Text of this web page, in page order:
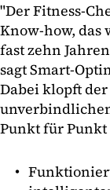
"Der Fitness-
Know-how, das
fast zehn
sagt Smart-
Dabei klopft
Punkt für Punkt